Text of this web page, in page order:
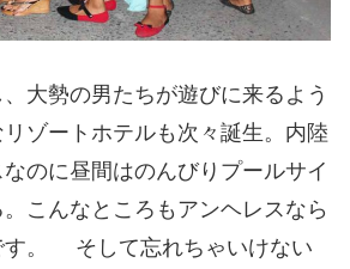
大勢の男たちが遊びに来るよう
ゾートホテルも次々誕生。内陸
のに昼間はのんびりプールサイ
。こんなところもアンヘレスなら
す。 そして忘れちゃいけない